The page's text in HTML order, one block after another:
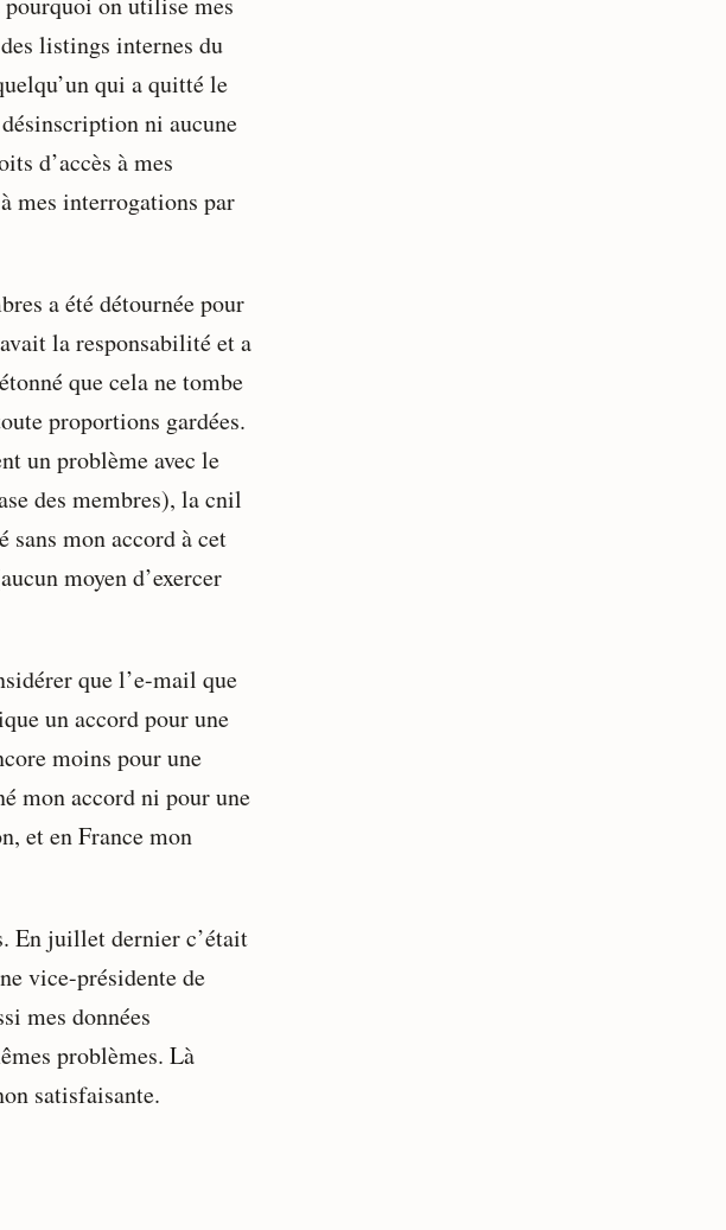
listings internes du
qui a quitté le
ni aucune
d’accès à mes
mes interrogations par
a été détournée pour
la responsabilité et a
que cela ne tombe
proportions gardées.
un problème avec le
des membres), la cnil
sans mon accord à cet
moyen d’exercer
que l’e-mail que
un accord pour une
moins pour une
mon accord ni pour une
et en France mon
En juillet dernier c’était
vice-présidente de
mes données
problèmes. Là
satisfaisante.